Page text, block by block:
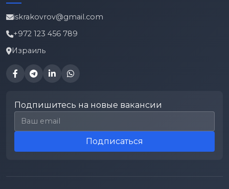
iskrakovrov@gmail.com
+972 123 456 789
Израиль
Подпишитесь на новые вакансии
Email для подписки
Подписаться